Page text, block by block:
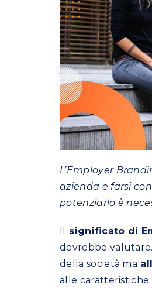
L’Employer
azienda e farsi
potenziarlo è
Il significato di
dovrebbe
della società ma
alle